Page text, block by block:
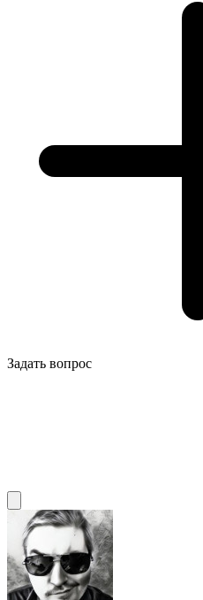
Задать вопрос